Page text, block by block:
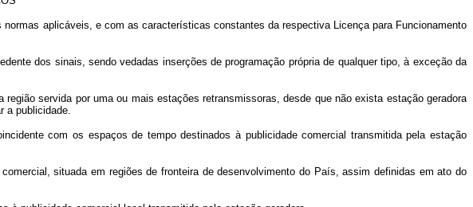
aplicáveis, e com as características constantes da respectiva Licença para Funcionamento
dos sinais, sendo vedadas inserções de programação própria de qualquer tipo, à exceção da
servida por uma ou mais estações retransmissoras, desde que não exista estação geradora
a publicidade.
com os espaços de tempo destinados à publicidade comercial transmitida pela estação
situada em regiões de fronteira de desenvolvimento do País, assim definidas em ato do